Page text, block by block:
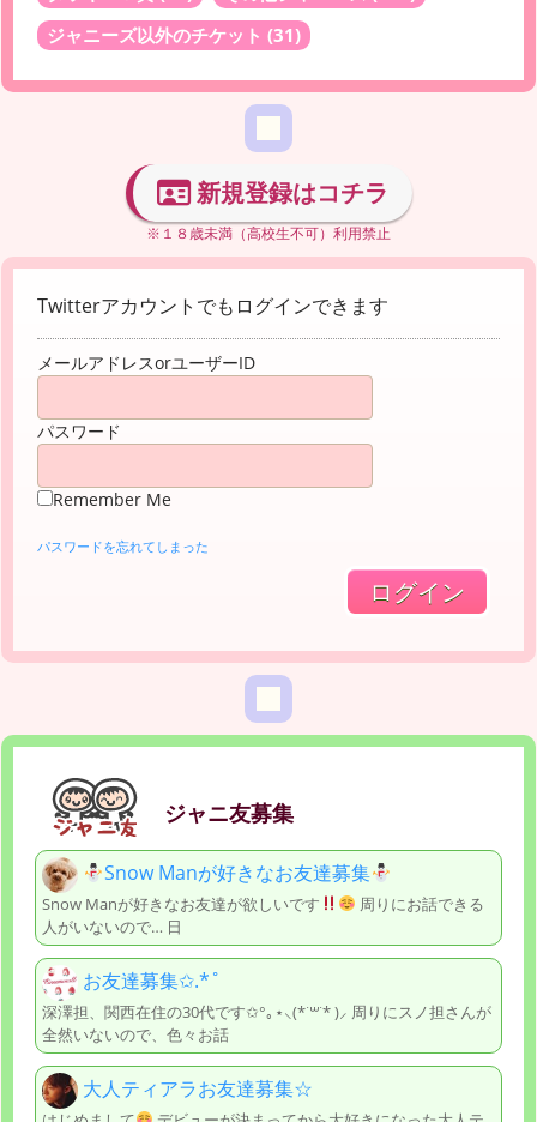
ジャニーズ以外のチケット (31)
新規登録はコチラ
※１８歳未満（高校生不可）利用禁止
Twitterアカウントでもログインできます
メールアドレスorユーザーID
パスワード
Remember Me
パスワードを忘れてしまった
ジャニ友募集
Snow Manが好きなお友達募集
Snow Manが好きなお友達が欲しいです
周りにお話できる
人がいないので… 日
お友達募集✩.*˚
深澤担、関西在住の30代です✩°｡⋆⸜(*˙꒳˙* )⸝ 周りにスノ担さんが
全然いないので、色々お話
大人ティアラお友達募集☆